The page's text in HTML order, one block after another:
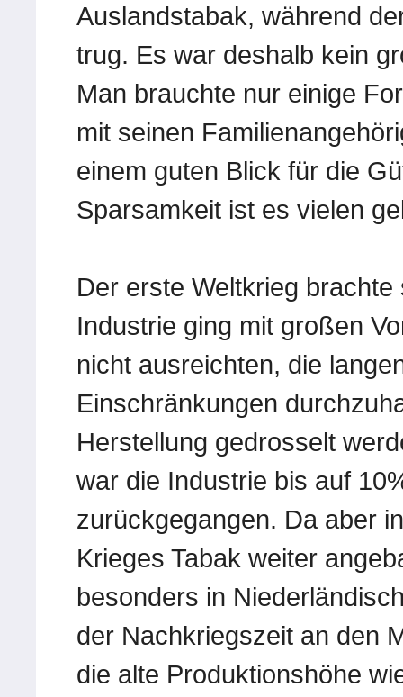
Auslandstabak, während
trug. Es war deshalb kein
Man brauchte nur einige
mit seinen
einem guten Blick für die
Sparsamkeit ist es vielen
Der erste Weltkrieg
Industrie ging mit großen
nicht ausreichten, die
Einschränkungen
Herstellung gedrosselt
war die Industrie bis auf
zurückgegangen. Da aber
Krieges Tabak weiter
besonders in
der Nachkriegszeit an den
die alte Produktionshöhe